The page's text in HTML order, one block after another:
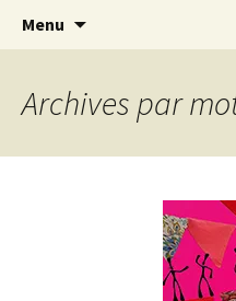
New Rancard
Association
Menu
Archives par